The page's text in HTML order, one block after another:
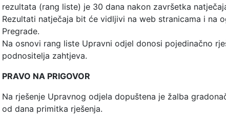
rezultata (rang liste) je 30 dana nakon završetka
Rezultati natječaja bit će vidljivi na web stranicama i na
Pregrade.
Na osnovi rang liste Upravni odjel donosi pojedinačno
podnositelja zahtjeva.
PRAVO NA PRIGOVOR
Na rješenje Upravnog odjela dopuštena je žalba
od dana primitka rješenja.